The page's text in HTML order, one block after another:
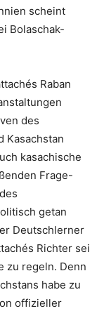
scheint
Bolaschak-
Raban
des
Kasachstan
kasachische
Frage-
getan
Deutschlerner
Richter sei
zu regeln. Denn
habe zu
offizieller